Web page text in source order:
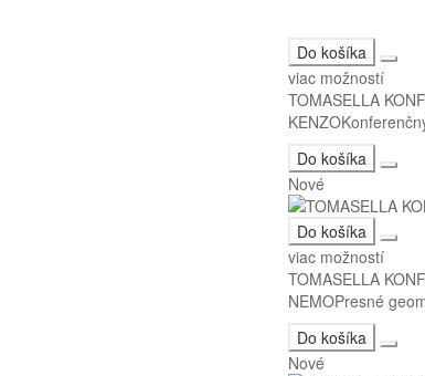
Do košíka
viac možností
TOMASELLA
Do košíka
Nové
Do košíka
viac možností
TOMASELLA
NEMOPresné
Do košíka
Nové